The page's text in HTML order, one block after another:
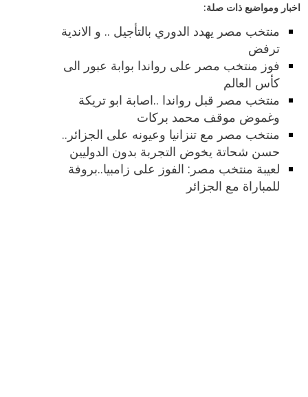
اخبار ومواضيع ذات صلة:
منتخب مصر يهدد الدوري بالتأجيل .. و الاندية
ترفض
فوز منتخب مصر على رواندا بوابة عبور الى
كأس العالم
منتخب مصر قبل رواندا ..اصابة ابو تريكة
وغموض موقف محمد بركات
منتخب مصر مع تنزانيا وعيونه على الجزائر..
حسن شحاتة يخوض التجربة بدون الدوليين
لعيبة منتخب مصر: الفوز على زامبيا..بروفة
للمباراة مع الجزائر